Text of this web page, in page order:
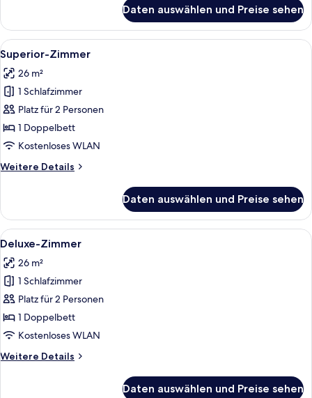
Zimmer
Daten auswählen und Preise sehen
Alle
Fotos
für
Superior-
Zimmer
anzeigen
Ein modernes Hotelzimmer mit
5
Superior-Zimmer
26 m²
1 Schlafzimmer
Platz für 2 Personen
1 Doppelbett
Kostenloses WLAN
Weitere Details
Weitere
Zimmer
Daten auswählen und Preise sehen
Alle
Fotos
für
Deluxe-
Zimmer
anzeigen
Ein Hotelzimmer mit einem großen
6
Deluxe-Zimmer
26 m²
1 Schlafzimmer
Platz für 2 Personen
1 Doppelbett
Kostenloses WLAN
Weitere Details
Weitere
Daten auswählen und Preise sehen